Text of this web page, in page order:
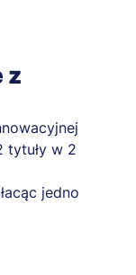
z
tytuły w 2
jedno